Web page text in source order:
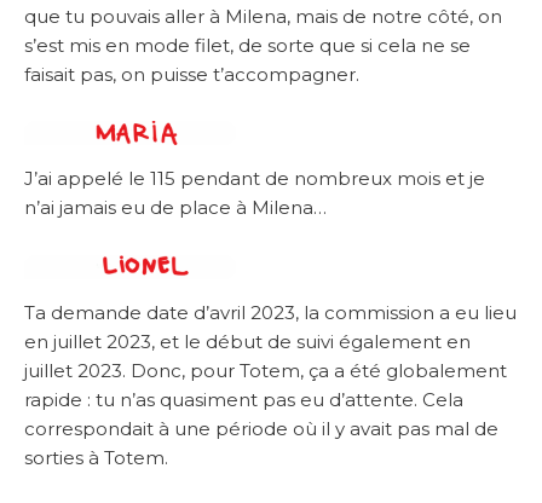
que tu pouvais aller à Milena, mais de notre côté, on
s’est mis en mode filet, de sorte que si cela ne se
faisait pas, on puisse t’accompagner.
J’ai appelé le 115 pendant de nombreux mois et je
n’ai jamais eu de place à Milena…
Ta demande date d’avril 2023, la commission a eu lieu
en juillet 2023, et le début de suivi également en
juillet 2023. Donc, pour Totem, ça a été globalement
rapide : tu n’as quasiment pas eu d’attente. Cela
correspondait à une période où il y avait pas mal de
sorties à Totem.